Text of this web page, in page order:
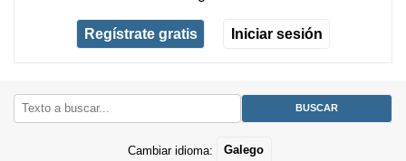
Regístrate gratis Iniciar sesión
Cambiar idioma: Galego